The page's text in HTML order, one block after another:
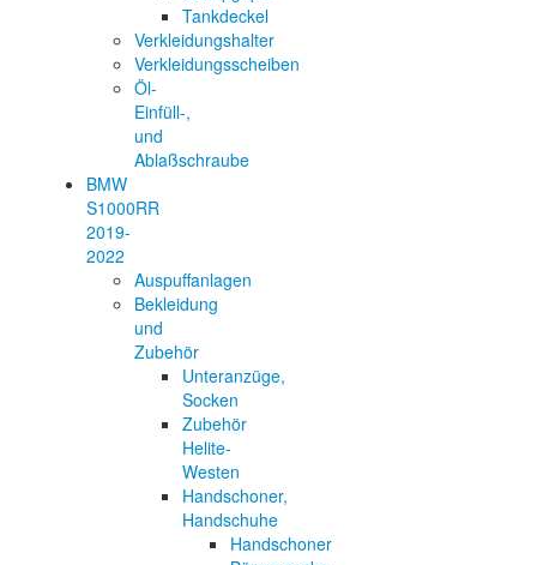
Tankdeckel
Verkleidungshalter
Verkleidungsscheiben
Öl-
Einfüll-,
und
Ablaßschraube
BMW
S1000RR
2019-
2022
Auspuffanlagen
Bekleidung
und
Zubehör
Unteranzüge,
Socken
Zubehör
Helite-
Westen
Handschoner,
Handschuhe
Handschoner